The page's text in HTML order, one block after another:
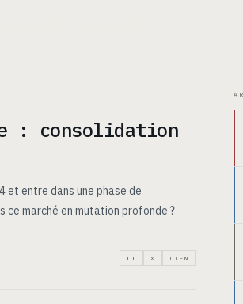
: consolidation
et entre dans une phase de
marché en mutation profonde ?
LI X LIEN